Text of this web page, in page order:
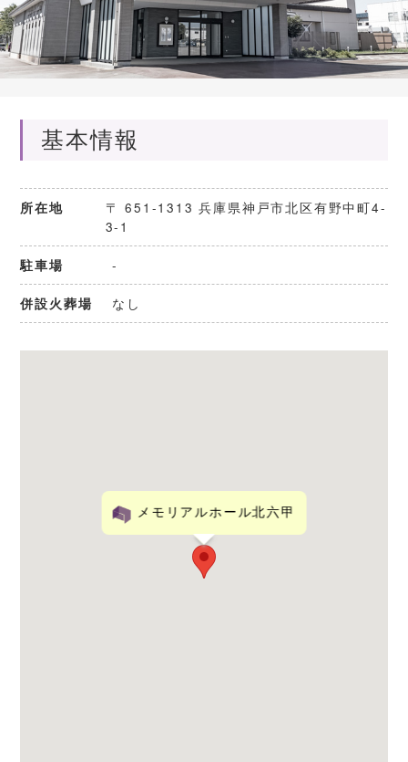
基本情報
所在地
〒 651-1313 兵庫県神戸市北区有野中町4-
3-1
駐車場 -
併設火葬場 なし
メモリアルホール北六甲